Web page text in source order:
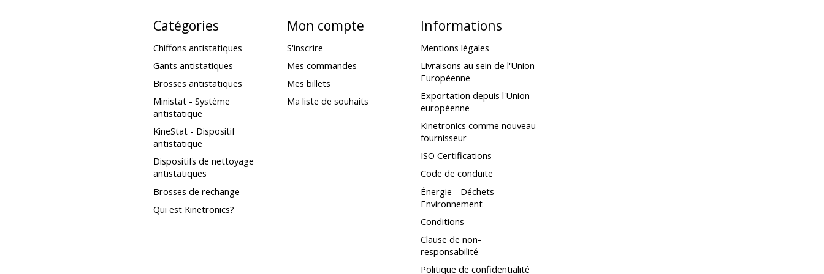
Catégories
Chiffons antistatiques
Gants antistatiques
Brosses antistatiques
Ministat - Système
antistatique
KineStat - Dispositif
antistatique
Dispositifs de nettoyage
antistatiques
Brosses de rechange
Qui est Kinetronics?
Mon compte
S'inscrire
Mes commandes
Mes billets
Ma liste de souhaits
Informations
Mentions légales
Livraisons au sein de l'Union
Européenne
Exportation depuis l'Union
européenne
Kinetronics comme nouveau
fournisseur
ISO Certifications
Code de conduite
Énergie - Déchets -
Environnement
Conditions
Clause de non-
responsabilité
Politique de confidentialité